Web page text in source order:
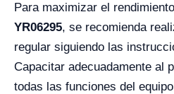
Para maximizar el
YR06295, se recomienda
regular siguiendo las
Capacitar adecuadamente al
todas las funciones del